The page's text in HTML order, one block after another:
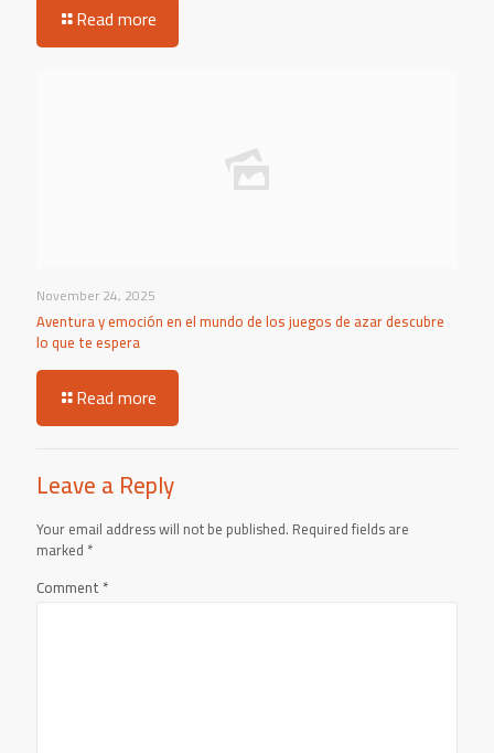
Read more
November 24, 2025
Aventura y emoción en el mundo de los juegos de azar descubre
lo que te espera
Read more
Leave a Reply
Your email address will not be published. Required fields are
marked *
Comment *